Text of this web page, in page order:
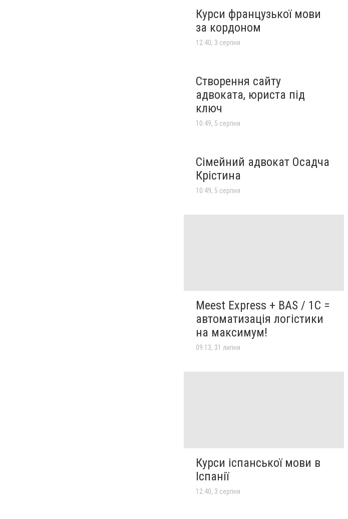
Курси французької мови
за кордоном
12:40, 3 серпня
Створення сайту
адвоката, юриста під
ключ
10:49, 5 серпня
Сімейний адвокат Осадча
Крістина
10:49, 5 серпня
Meest Express + BAS / 1C =
автоматизація логістики
на максимум!
09:13, 31 липня
Курси іспанської мови в
Іспанії
12:40, 3 серпня